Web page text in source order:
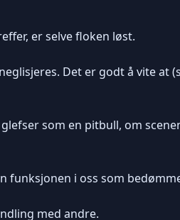
er selve floken løst.
Det er godt å vite at
som en pitbull, om
funksjonen i oss som
med andre.